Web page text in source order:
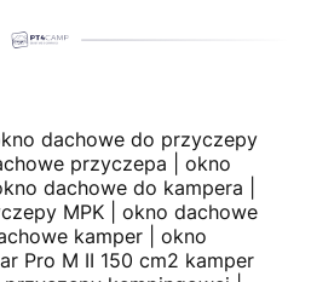
dachowe do przyczepy
przyczepa | okno
dachowe do kampera |
MPK | okno dachowe
kamper | okno
Pro M II 150 cm2 kamper